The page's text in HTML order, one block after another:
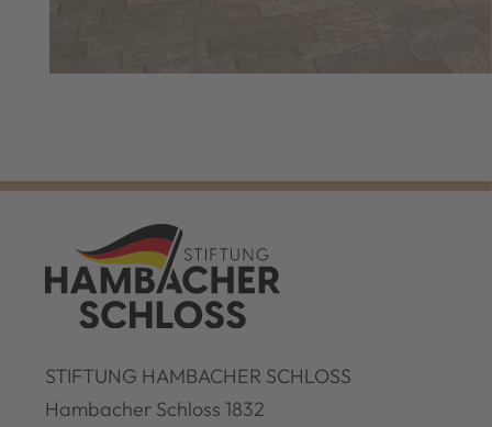
STIFTUNG HAMBACHER SCHLOSS
Hambacher Schloss 1832